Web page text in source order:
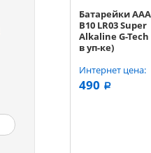
Батарейки ААА
B10 LR03 Super
Alkaline G-
в уп-ке)
Интернет цена:
490 a